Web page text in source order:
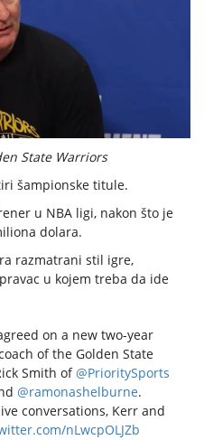
State Warriors
šampionske titule.
u NBA ligi, nakon što je
dolara.
razmatrani stil igre,
u kojem treba da ide
on a new two-year
of the Golden State
Smith of@PrioritySports
@ramonashelburne.
conversations, Kerr and
nLwcpOLJZb